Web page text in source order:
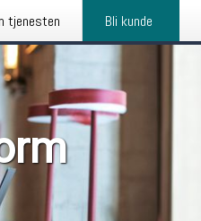
tjenesten Bli kunde